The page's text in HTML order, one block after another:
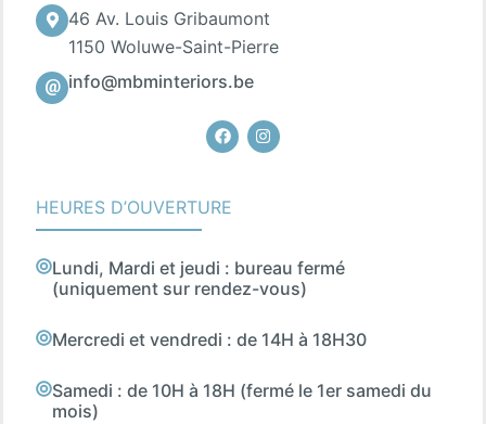
46 Av. Louis Gribaumont
1150 Woluwe-Saint-Pierre
info@mbminteriors.be
FacebookInstagram
HEURES D’OUVERTURE
Lundi, Mardi et jeudi : bureau fermé
(uniquement sur rendez-vous)
Mercredi et vendredi : de 14H à 18H30
Samedi : de 10H à 18H (fermé le 1er samedi du
mois)